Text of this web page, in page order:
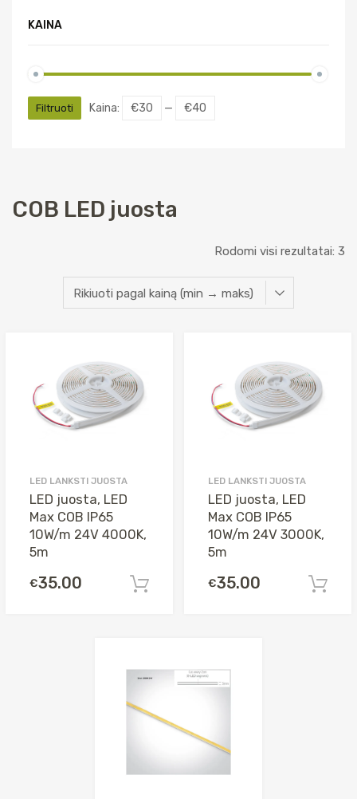
COB LED juosta
Rodomi visi rezultatai: 3
LED LANKSTI JUOSTA
LED juosta, LED
Max COB IP65
10W/m 24V 4000K,
5m
€35.00 Į krepšelį
LED LANKSTI JUOSTA
LED juosta, LED
Max COB IP65
10W/m 24V 3000K,
5m
€35.00
KAINA
Min
kaina
Maks
kaina
Filtruoti Kaina: €30 — €40